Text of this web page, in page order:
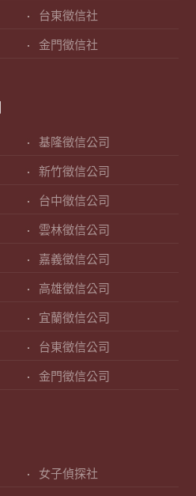
台東徵信社
金門徵信社
基隆徵信公司
新竹徵信公司
台中徵信公司
雲林徵信公司
嘉義徵信公司
高雄徵信公司
宜蘭徵信公司
台東徵信公司
金門徵信公司
女子偵探社